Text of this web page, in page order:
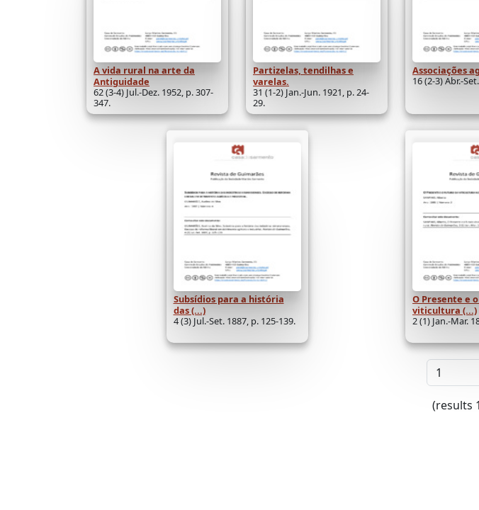
A vida rural na arte da
Antiguidade
62 (3-4) Jul.-Dez. 1952, p. 307-
347.
Partizelas, tendilhas e
varelas.
31 (1-2) Jan.-Jun. 1921, p. 24-
29.
Associações
16 (2-3) Abr.-
Subsídios para a história
das (...)
4 (3) Jul.-Set. 1887, p. 125-139.
O Presente e
viticultura (...)
2 (1) Jan.-Mar.
(results